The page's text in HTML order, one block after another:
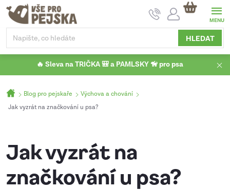
Přejít
obsah
HLEDAT
NÁKUPNÍ
KOŠÍK
🔥 Sleva na TRIČKA 🎒 a PAMLSKY 🦮 pro psa
Domů
Blog pro pejskaře
Výchova a chování
Jak vyzrát na značkování u psa?
Jak vyzrát na
značkování u psa?